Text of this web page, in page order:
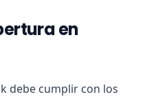
en
debe cumplir con los